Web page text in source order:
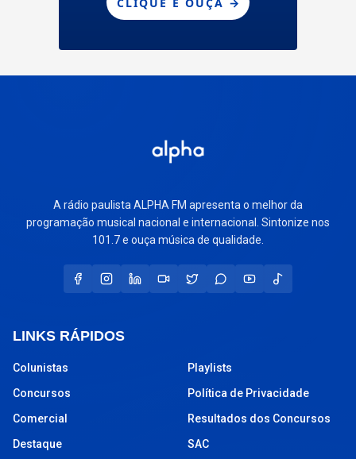
A rádio paulista ALPHA FM apresenta o melhor da
programação musical nacional e internacional. Sintonize nos
101.7 e ouça música de qualidade.
LINKS RÁPIDOS
Colunistas
Concursos
Comercial
Destaque
Playlists
Política de Privacidade
Resultados dos Concursos
SAC